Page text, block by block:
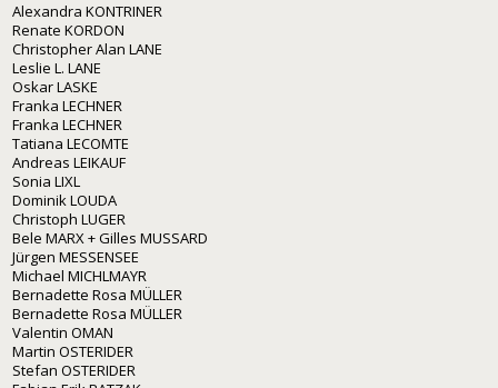
Alexandra KONTRINER
Renate KORDON
Christopher Alan LANE
Leslie L. LANE
Oskar LASKE
Franka LECHNER
Franka LECHNER
Tatiana LECOMTE
Andreas LEIKAUF
Sonia LIXL
Dominik LOUDA
Christoph LUGER
Bele MARX + Gilles MUSSARD
Jürgen MESSENSEE
Michael MICHLMAYR
Bernadette Rosa MÜLLER
Bernadette Rosa MÜLLER
Valentin OMAN
Martin OSTERIDER
Stefan OSTERIDER